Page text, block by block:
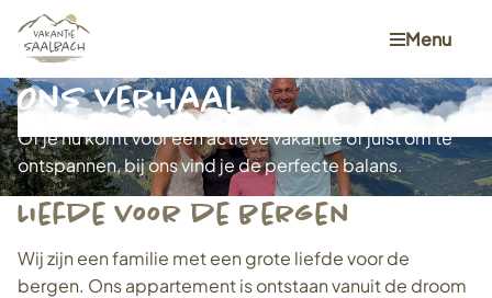
Menu
Ons verhaal
Of je nu komt voor een actieve vakantie of juist om te
ontspannen, bij ons vind je de perfecte balans.
Liefde voor de bergen
Wij zijn een familie met een grote liefde voor de
bergen. Ons appartement is ontstaan vanuit de droom